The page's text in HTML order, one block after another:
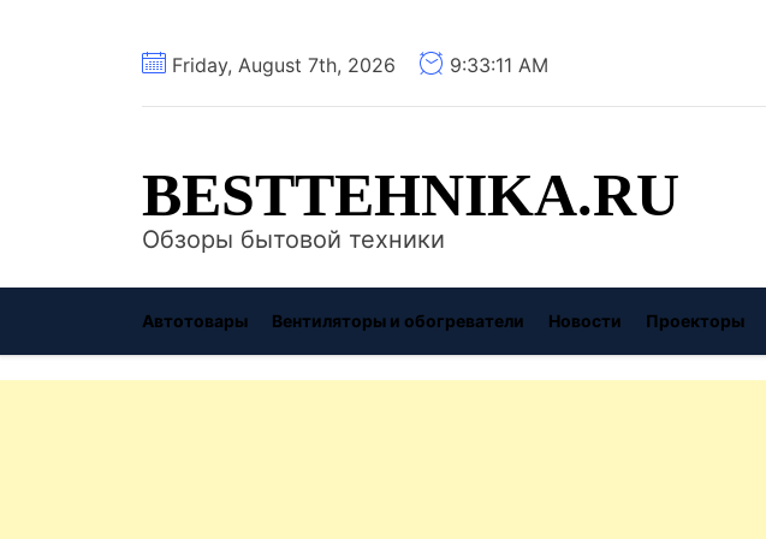
Friday, August 7th, 2026 9:33:12 AM
BESTTEHNIKA.RU
Обзоры бытовой техники
Автотовары Вентиляторы и обогреватели Новости Проекторы